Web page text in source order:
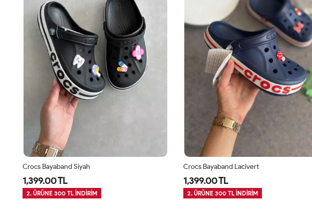
Crocs Bayaband Siyah
1,399.00 TL
2. ÜRÜNE 300 TL İNDİRİM
Crocs Bayaband Lacivert
1,399.00 TL
2. ÜRÜNE 300 TL İNDİRİM